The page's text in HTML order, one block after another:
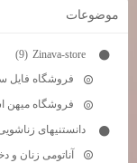
موضوعات
(9)
فروشگاه فایل
فروشگاه میهن
دانستنیهای
آناتومی زنان و